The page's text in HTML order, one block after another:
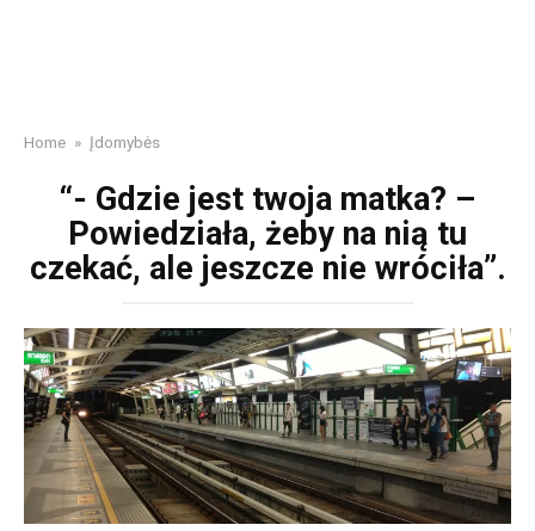
Home » Įdomybės
“- Gdzie jest twoja matka? –
Powiedziała, żeby na nią tu
czekać, ale jeszcze nie wróciła”.